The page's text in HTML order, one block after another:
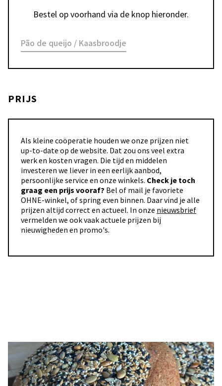
Bestel op voorhand via de knop hieronder.
Pão de queijo / Kaasbroodje
PRIJS
Als kleine coöperatie houden we onze prijzen niet
up-to-date op de website. Dat zou ons veel extra
werk en kosten vragen. Die tijd en middelen
investeren we liever in een eerlijk aanbod,
persoonlijke service en onze winkels. Check je toch
graag een prijs vooraf? Bel of mail je favoriete
OHNE-winkel, of spring even binnen. Daar vind je alle
prijzen altijd correct en actueel. In onze nieuwsbrief
vermelden we ook vaak actuele prijzen bij
nieuwigheden en promo's.